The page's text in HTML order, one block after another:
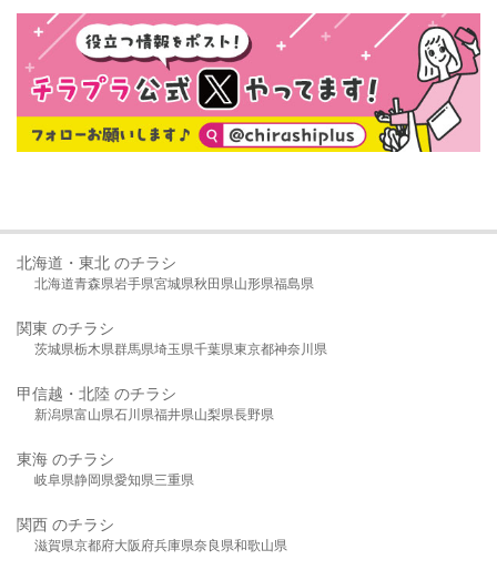
北海道・東北 のチラシ
北海道青森県岩手県宮城県秋田県山形県福島県
関東 のチラシ
茨城県栃木県群馬県埼玉県千葉県東京都神奈川県
甲信越・北陸 のチラシ
新潟県富山県石川県福井県山梨県長野県
東海 のチラシ
岐阜県静岡県愛知県三重県
関西 のチラシ
滋賀県京都府大阪府兵庫県奈良県和歌山県